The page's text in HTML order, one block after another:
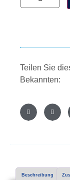
Teilen Sie
Bekannten:
Beschreibung